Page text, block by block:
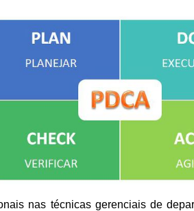
nas técnicas gerenciais de